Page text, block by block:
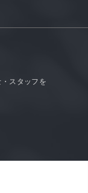
スタッフを